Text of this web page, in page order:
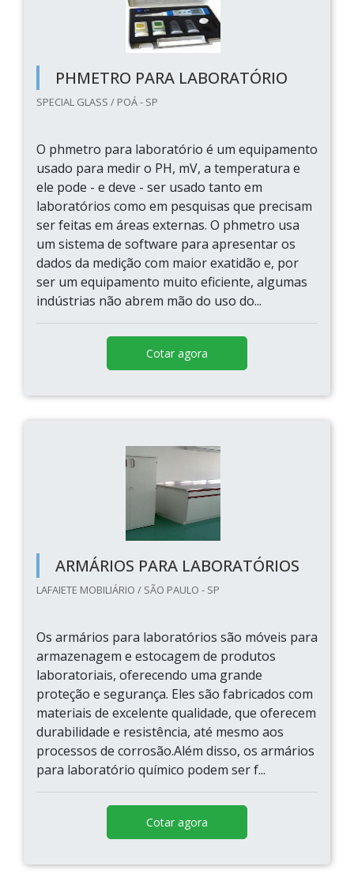
PHMETRO PARA LABORATÓRIO
SPECIAL GLASS / POÁ - SP
O phmetro para laboratório é um equipamento
usado para medir o PH, mV, a temperatura e
ele pode - e deve - ser usado tanto em
laboratórios como em pesquisas que precisam
ser feitas em áreas externas. O phmetro usa
um sistema de software para apresentar os
dados da medição com maior exatidão e, por
ser um equipamento muito eficiente, algumas
indústrias não abrem mão do uso do...
Cotar agora
ARMÁRIOS PARA LABORATÓRIOS
LAFAIETE MOBILIÁRIO / SÃO PAULO - SP
Os armários para laboratórios são móveis para
armazenagem e estocagem de produtos
laboratoriais, oferecendo uma grande
proteção e segurança. Eles são fabricados com
materiais de excelente qualidade, que oferecem
durabilidade e resistência, até mesmo aos
processos de corrosão.Além disso, os armários
para laboratório químico podem ser f...
Cotar agora